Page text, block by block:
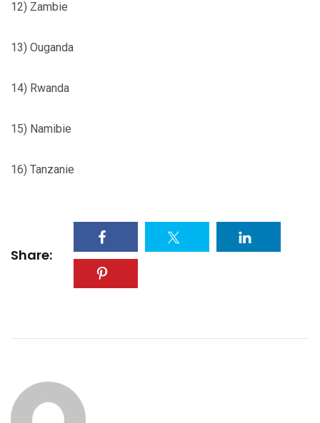
12) Zambie
13) Ouganda
14) Rwanda
15) Namibie
16) Tanzanie
Share: